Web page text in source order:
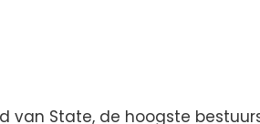
van State, de hoogste